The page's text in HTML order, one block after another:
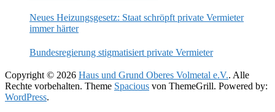
Neues Heizungsgesetz: Staat schröpft private Vermieter
immer härter
Bundesregierung stigmatisiert private Vermieter
Copyright © 2026 Haus und Grund Oberes Volmetal e.V.. Alle
Rechte vorbehalten. Theme Spacious von ThemeGrill. Powered by:
WordPress.